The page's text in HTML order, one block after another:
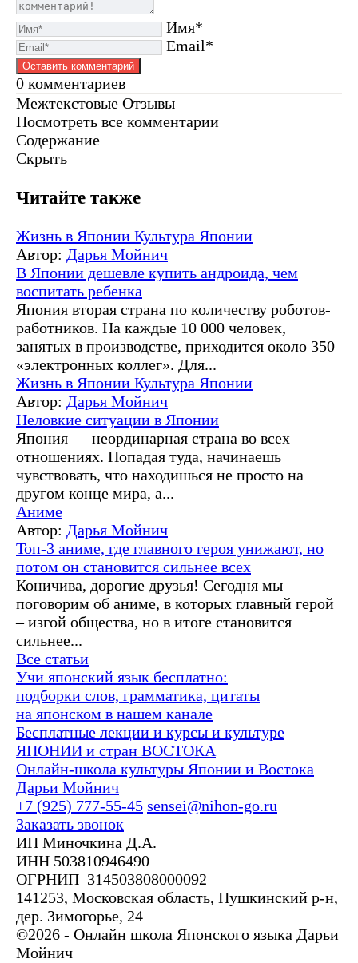
Имя*
Email*
0 комментариев
Межтекстовые Отзывы
Посмотреть все комментарии
Содержание
Скрыть
Читайте также
Жизнь в Японии Культура Японии
Автор: Дарья Мойнич
В Японии дешевле купить андроида, чем
воспитать ребенка
Япония вторая страна по количеству роботов-
работников. На каждые 10 000 человек,
занятых в производстве, приходится около 350
«электронных коллег». Для...
Жизнь в Японии Культура Японии
Автор: Дарья Мойнич
Неловкие ситуации в Японии
Япония — неординарная страна во всех
отношениях. Попадая туда, начинаешь
чувствовать, что находишься не просто на
другом конце мира, а...
Аниме
Автор: Дарья Мойнич
Топ-3 аниме, где главного героя унижают, но
потом он становится сильнее всех
Коничива, дорогие друзья! Сегодня мы
поговорим об аниме, в которых главный герой
– изгой общества, но в итоге становится
сильнее...
Все статьи
Учи японский язык бесплатно:
подборки слов, грамматика, цитаты
на японском в нашем канале
Бесплатные лекции и курсы и культуре
ЯПОНИИ и стран ВОСТОКА
Онлайн-школа культуры Японии и Востока
Дарьи Мойнич
+7 (925) 777-55-45 sensei@nihon-go.ru
Заказать звонок
ИП Миночкина Д.А.
ИНН 503810946490
ОГРНИП 314503808000092
141253, Московская область, Пушкинский р-н,
дер. Зимогорье, 24
©2026 - Онлайн школа Японского языка Дарьи
Мойнич